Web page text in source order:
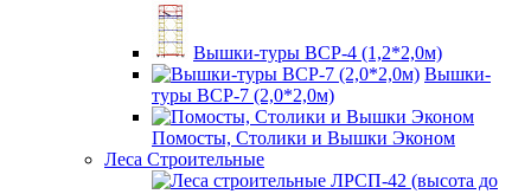
Вышки-туры ВСР-4 (1,2*2,0м)
Вышки-
туры ВСР-7 (2,0*2,0м)
Помосты, Столики и Вышки Эконом
Леса Строительные